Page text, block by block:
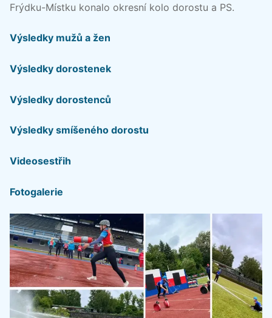
Frýdku-Místku konalo okresní kolo dorostu a PS.
Výsledky mužů a žen
Výsledky dorostenek
Výsledky dorostenců
Výsledky smíšeného dorostu
Videosestřih
Fotogalerie